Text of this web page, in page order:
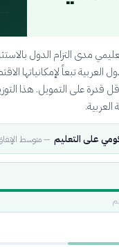
مدى التزام الدول
تبعاً لإمكانياتها
قدرة على التمويل. هذا
على التعليم —متوسط